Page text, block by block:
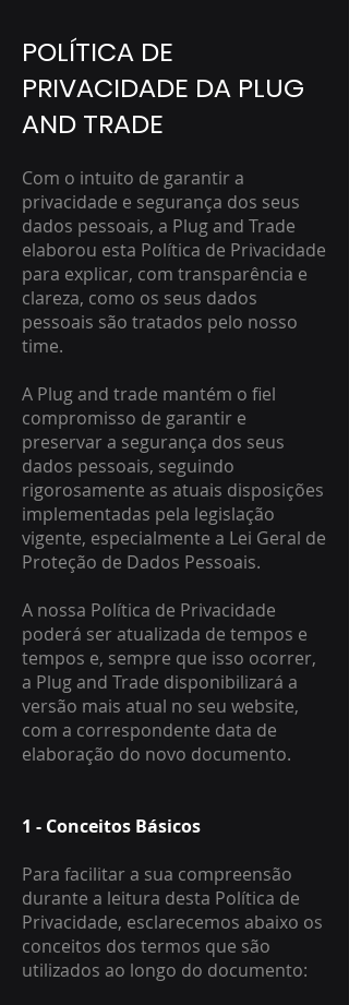
POLÍTICA DE
PRIVACIDADE DA PLUG
AND TRADE
Com o intuito de garantir a
privacidade e segurança dos seus
dados pessoais, a Plug and Trade
elaborou esta Política de Privacidade
para explicar, com transparência e
clareza, como os seus dados
pessoais são tratados pelo nosso
time.
A Plug and trade mantém o fiel
compromisso de garantir e
preservar a segurança dos seus
dados pessoais, seguindo
rigorosamente as atuais disposições
implementadas pela legislação
vigente, especialmente a Lei Geral de
Proteção de Dados Pessoais.
A nossa Política de Privacidade
poderá ser atualizada de tempos e
tempos e, sempre que isso ocorrer,
a Plug and Trade disponibilizará a
versão mais atual no seu website,
com a correspondente data de
elaboração do novo documento.
1 - Conceitos Básicos
Para facilitar a sua compreensão
durante a leitura desta Política de
Privacidade, esclarecemos abaixo os
conceitos dos termos que são
utilizados ao longo do documento: